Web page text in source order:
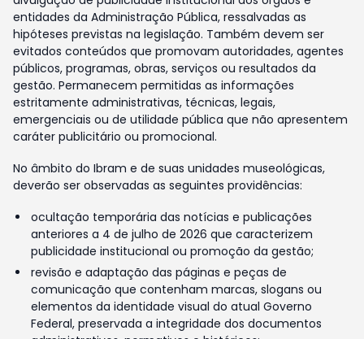
entidades da Administração Pública, ressalvadas as
hipóteses previstas na legislação. Também devem ser
evitados conteúdos que promovam autoridades, agentes
públicos, programas, obras, serviços ou resultados da
gestão. Permanecem permitidas as informações
estritamente administrativas, técnicas, legais,
emergenciais ou de utilidade pública que não apresentem
caráter publicitário ou promocional.
No âmbito do Ibram e de suas unidades museológicas,
deverão ser observadas as seguintes providências:
ocultação temporária das notícias e publicações
anteriores a 4 de julho de 2026 que caracterizem
publicidade institucional ou promoção da gestão;
revisão e adaptação das páginas e peças de
comunicação que contenham marcas, slogans ou
elementos da identidade visual do atual Governo
Federal, preservada a integridade dos documentos